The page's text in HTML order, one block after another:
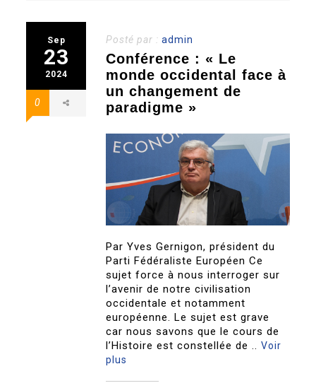
Sep
23
2024
0
Posté par :admin
Conférence : « Le
monde occidental face à
un changement de
paradigme »
Par Yves Gernigon, président du
Parti Fédéraliste Européen Ce
sujet force à nous interroger sur
l’avenir de notre civilisation
occidentale et notamment
européenne. Le sujet est grave
car nous savons que le cours de
l’Histoire est constellée de ..Voir
plus